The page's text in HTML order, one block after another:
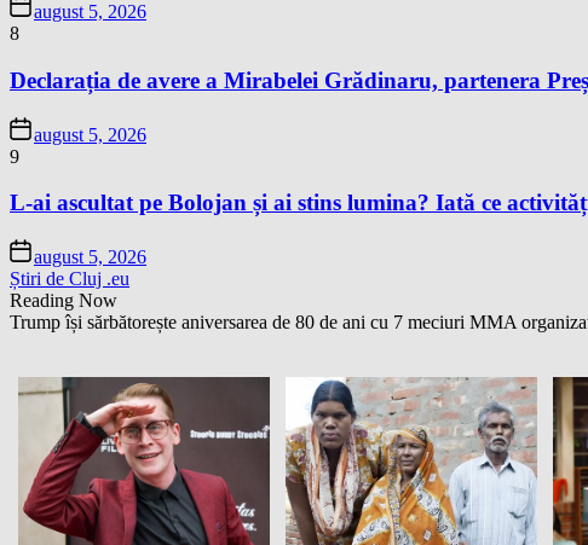
august 5, 2026
8
Declarația de avere a Mirabelei Grădinaru, partenera
august 5, 2026
9
L-ai ascultat pe Bolojan și ai stins lumina? Iată ce
august 5, 2026
Știri de Cluj .eu
Reading Now
Trump își sărbătorește aniversarea de 80 de ani cu 7 meciuri MMA